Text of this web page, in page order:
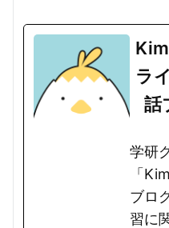
ラ
話
学研
「
ブロ
習に